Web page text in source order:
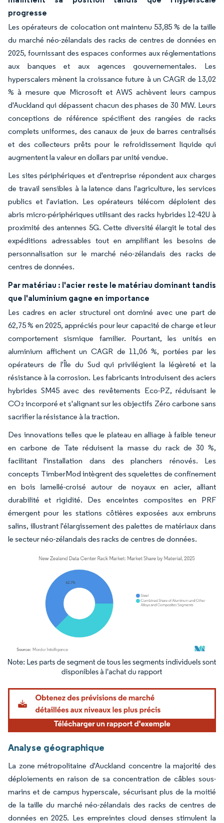
progresse
Les opérateurs de colocation ont maintenu 53,85 % de la taille
du marché néo-zélandais des racks de centres de données en
2025, fournissant des espaces conformes aux réglementations
aux banques et aux agences gouvernementales. Les
hyperscalers mènent la croissance future à un CAGR de 13,02
% à mesure que Microsoft et AWS achèvent leurs campus
d'Auckland qui dépassent chacun des phases de 30 MW. Leurs
conceptions de référence spécifient des rangées de racks
complets uniformes, des canaux de jeux de barres centralisés
et des collecteurs prêts pour le refroidissement liquide qui
augmentent la valeur en dollars par unité vendue.
Les sites périphériques et d'entreprise répondent aux charges
de travail sensibles à la latence dans l'agriculture, les services
publics et l'aviation. Les opérateurs télécom déploient des
abris micro-périphériques utilisant des racks hybrides 12-42U à
proximité des antennes 5G. Cette diversité élargit le total des
expéditions adressables tout en amplifiant les besoins de
personnalisation sur le marché néo-zélandais des racks de
centres de données.
Par matériau : l'acier reste le matériau dominant tandis
que l'aluminium gagne en importance
Les cadres en acier structurel ont dominé avec une part de
62,75 % en 2025, appréciés pour leur capacité de charge et leur
comportement sismique familier. Pourtant, les unités en
aluminium affichent un CAGR de 11,06 %, portées par les
opérateurs de l'Île du Sud qui privilégient la légèreté et la
résistance à la corrosion. Les fabricants introduisent des aciers
hybrides SM45 avec des revêtements Eco-PZ, réduisant le
CO₂ incorporé et s'alignant sur les objectifs Zéro carbone sans
sacrifier la résistance à la traction.
Des innovations telles que le plateau en alliage à faible teneur
en carbone de Tate réduisent la masse du rack de 30 %,
facilitant l'installation dans des planchers rénovés. Les
concepts TimberMod intègrent des squelettes de confinement
en bois lamellé-croisé autour de noyaux en acier, alliant
durabilité et rigidité. Des enceintes composites en PRF
émergent pour les stations côtières exposées aux embruns
salins, illustrant l'élargissement des palettes de matériaux dans
le secteur néo-zélandais des racks de centres de données.
Image © Mordor Intelligence. La réutilisation nécessite une attribution sous CC BY
Analyse géographique
La zone métropolitaine d'Auckland concentre la majorité des
déploiements en raison de sa concentration de câbles sous-
marins et de campus hyperscale, sécurisant plus de la moitié
de la taille du marché néo-zélandais des racks de centres de
données en 2025. Les empreintes cloud denses stimulent la